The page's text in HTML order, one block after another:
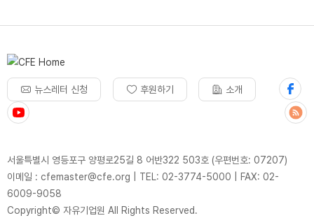
뉴스레터 신청 후원하기 소개
서울특별시 영등포구 양평로25길 8 어반322 503호 (우편번호: 07207)
이메일 : cfemaster@cfe.org
TEL: 02-3774-5000
FAX: 02-
6009-9058
Copyright© 자유기업원 All Rights Reserved.